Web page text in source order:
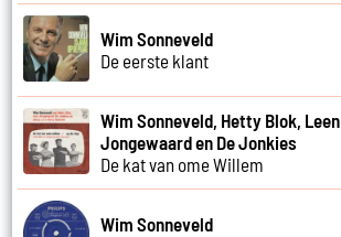
Wim Sonneveld
De eerste klant
Wim Sonneveld, Hetty Blok, Leen
Jongewaard en De Jonkies
De kat van ome Willem
Wim Sonneveld